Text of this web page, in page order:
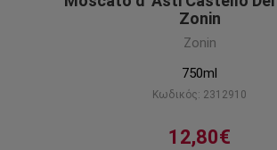
Zonin
Zonin
750ml
Κωδικός: 2312910
12,80€